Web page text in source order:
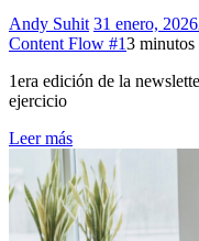
Andy Suhit 31 enero, 2026
Content Flow #13 minutos
1era edición de la
ejercicio
Leer más